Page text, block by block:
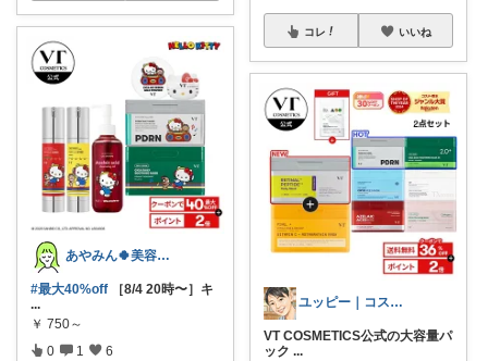
あやみん🍀美容×健康×子ども
#最大40%off ［8/4 20時〜］キ
...
￥ 750～
0 1 6
コレ いいね
ユッピー｜コスメと子育てROOM
VT COSMETICS公式の大容量パ
ック ...